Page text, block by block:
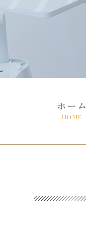
ホーム
HOME